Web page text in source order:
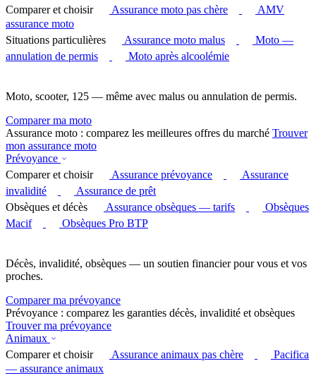
Comparer et choisir
Assurance moto pas chère
AMV
assurance moto
Situations particulières
Assurance moto malus
Moto —
annulation de permis
Moto après alcoolémie
Moto, scooter, 125 — même avec malus ou annulation de permis.
Comparer ma moto
Assurance moto : comparez les meilleures offres du marché Trouver
mon assurance moto
Prévoyance
Comparer et choisir
Assurance prévoyance
Assurance
invalidité
Assurance de prêt
Obsèques et décès
Assurance obsèques — tarifs
Obsèques
Macif
Obsèques Pro BTP
Décès, invalidité, obsèques — un soutien financier pour vous et vos
proches.
Comparer ma prévoyance
Prévoyance : comparez les garanties décès, invalidité et obsèques
Trouver ma prévoyance
Animaux
Comparer et choisir
Assurance animaux pas chère
Pacifica
— assurance animaux